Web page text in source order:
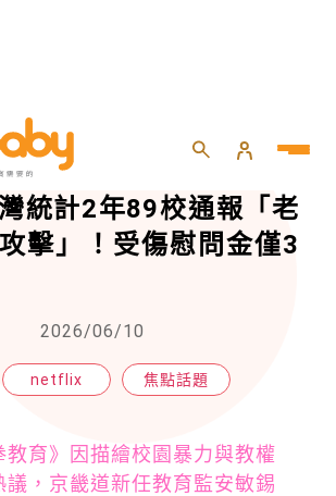
焦點話題
》爆紅，南韓教育監也
統計2年89校通報「老
擊」！受傷慰問金僅3
2026/06/10
netflix 焦點話題
教育》因描繪校園暴力與教權
議，京畿道新任教育監安敏錫